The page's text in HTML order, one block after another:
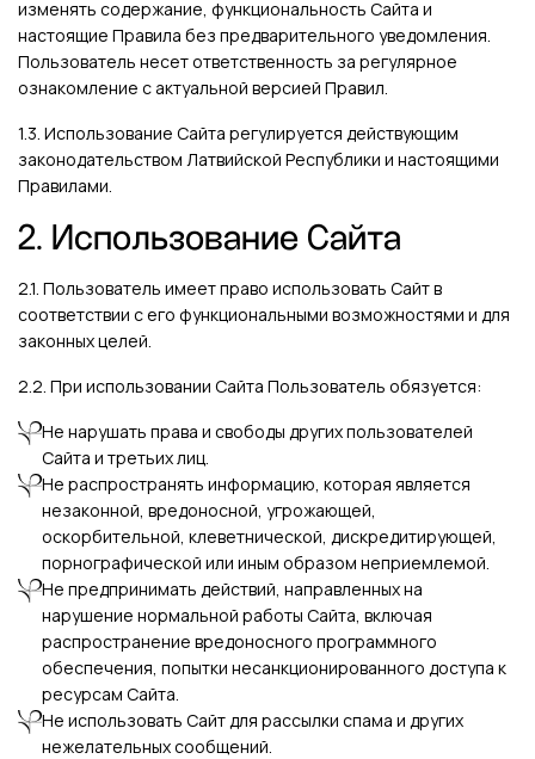
изменять содержание, функциональность Сайта и
настоящие Правила без предварительного уведомления.
Пользователь несет ответственность за регулярное
ознакомление с актуальной версией Правил.
1.3. Использование Сайта регулируется действующим
законодательством Латвийской Республики и настоящими
Правилами.
2. Использование Сайта
2.1. Пользователь имеет право использовать Сайт в
соответствии с его функциональными возможностями и для
законных целей.
2.2. При использовании Сайта Пользователь обязуется:
Не нарушать права и свободы других пользователей
Сайта и третьих лиц.
Не распространять информацию, которая является
незаконной, вредоносной, угрожающей,
оскорбительной, клеветнической, дискредитирующей,
порнографической или иным образом неприемлемой.
Не предпринимать действий, направленных на
нарушение нормальной работы Сайта, включая
распространение вредоносного программного
обеспечения, попытки несанкционированного доступа к
ресурсам Сайта.
Не использовать Сайт для рассылки спама и других
нежелательных сообщений.